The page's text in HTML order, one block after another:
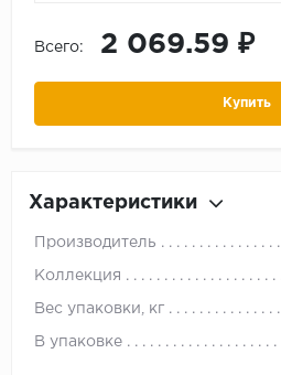
Всего: 2 069.59 ₽
Купить
Характеристики
Производитель
Коллекция
Вес упаковки, кг
В упаковке